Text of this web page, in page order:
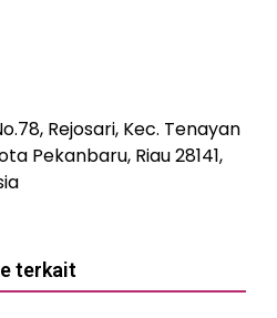
Rejosari, Kec. Tenayan
Pekanbaru, Riau 28141,
terkait